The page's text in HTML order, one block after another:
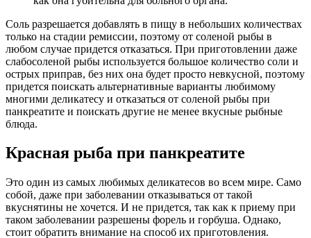
Соль разрешается добавлять в пищу в небольших количествах
только на стадии ремиссии, поэтому от соленой рыбы в
любом случае придется отказаться. При приготовлении даже
слабосоленой рыбы используется большое количество соли и
острых приправ, без них она будет просто невкусной, поэтому
придется поискать альтернативные варианты любимому
многими деликатесу и отказаться от соленой рыбы при
панкреатите и поискать другие не менее вкусные рыбные
блюда.
Красная рыба при панкреатите
Это один из самых любимых деликатесов во всем мире. Само
собой, даже при заболевании отказываться от такой
вкуснятины не хочется. И не придется, так как к приему при
таком заболевании разрешены форель и горбуша. Однако,
стоит обратить внимание на способ их приготовления.